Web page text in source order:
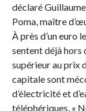
déclaré
Poma, maître
À près d’un euro
sentent déjà hors
supérieur au prix
capitale sont
d’électricité et
téléphériques, «